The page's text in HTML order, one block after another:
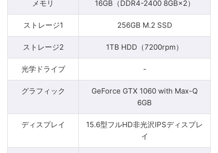
メモリ 16GB（DDR4-2400 8GB×2）
ストレージ1 256GB M.2 SSD
ストレージ2 1TB HDD（7200rpm）
光学ドライブ -
グラフィック
GeForce GTX 1060 with Max-Q
6GB
ディスプレイ
15.6型フルHD非光沢IPSディスプレ
イ